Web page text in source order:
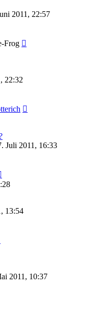
2011, 22:57
Frog
22:32
Juli 2011, 16:33
13:54
2011, 10:37